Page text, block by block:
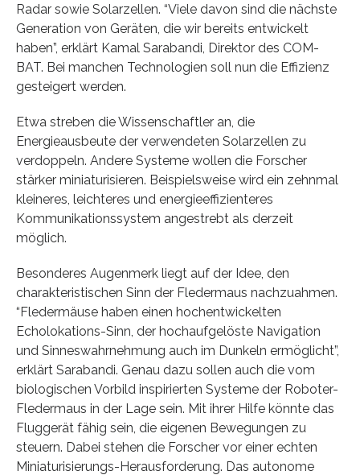
Radar sowie Solarzellen. “Viele davon sind die nächste
Generation von Geräten, die wir bereits entwickelt
haben”, erklärt Kamal Sarabandi, Direktor des COM-
BAT. Bei manchen Technologien soll nun die Effizienz
gesteigert werden.
Etwa streben die Wissenschaftler an, die
Energieausbeute der verwendeten Solarzellen zu
verdoppeln. Andere Systeme wollen die Forscher
stärker miniaturisieren. Beispielsweise wird ein zehnmal
kleineres, leichteres und energieeffizienteres
Kommunikationssystem angestrebt als derzeit
möglich.
Besonderes Augenmerk liegt auf der Idee, den
charakteristischen Sinn der Fledermaus nachzuahmen.
“Fledermäuse haben einen hochentwickelten
Echolokations-Sinn, der hochaufgelöste Navigation
und Sinneswahrnehmung auch im Dunkeln ermöglicht”,
erklärt Sarabandi. Genau dazu sollen auch die vom
biologischen Vorbild inspirierten Systeme der Roboter-
Fledermaus in der Lage sein. Mit ihrer Hilfe könnte das
Fluggerät fähig sein, die eigenen Bewegungen zu
steuern. Dabei stehen die Forscher vor einer echten
Miniaturisierungs-Herausforderung. Das autonome